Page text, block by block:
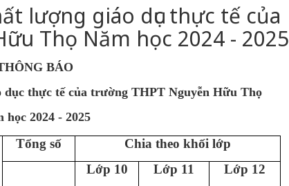
lượng giáo dục thực tế của
Thọ Năm học 2024 - 2025
BÁO
thực tế của trường THPT Nguyễn Hữu Thọ
học 2024 - 2025
Tổng số
Chia theo khối lớp
Lớp 10
Lớp 11
Lớp 12